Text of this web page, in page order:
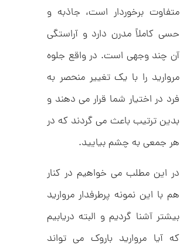
متفاوت برخوردار است، جاذبه و
حسی کاملاً مدرن دارد و آراستگی
آن چند وجهی است. در واقع جلوه
مروارید را با یک تغییر منحصر به
فرد در اختیار شما قرار می دهند و
بدین ترتیب باعث می گردند که در
هر جمعی به چشم بیایید.
در این مطلب می خواهیم در کنار
هم با این نمونه پرطرفدار مروارید
بیشتر آشنا گردیم و البته دریابیم
که آیا مروارید باروک می تواند